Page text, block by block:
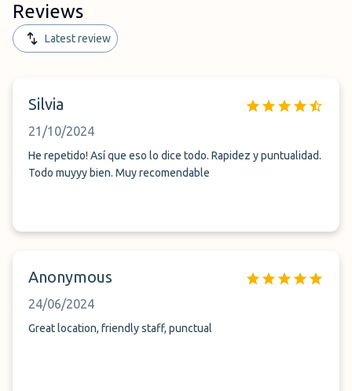
Reviews
Latest review
Silvia
21/10/2024
He repetido! Así que eso lo dice todo. Rapidez y puntualidad.
Todo muyyy bien. Muy recomendable
Anonymous
24/06/2024
Great location, friendly staff, punctual